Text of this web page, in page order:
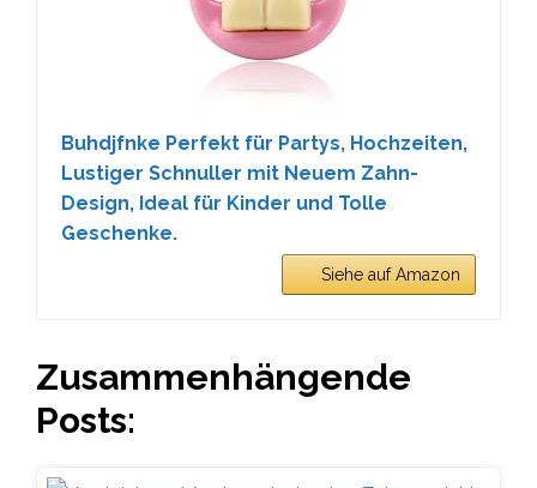
Buhdjfnke Perfekt für Partys, Hochzeiten,
Lustiger Schnuller mit Neuem Zahn-
Design, Ideal für Kinder und Tolle
Geschenke.
Siehe auf Amazon
Zusammenhängende
Posts: